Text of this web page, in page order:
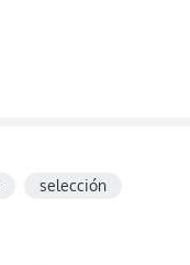
selección